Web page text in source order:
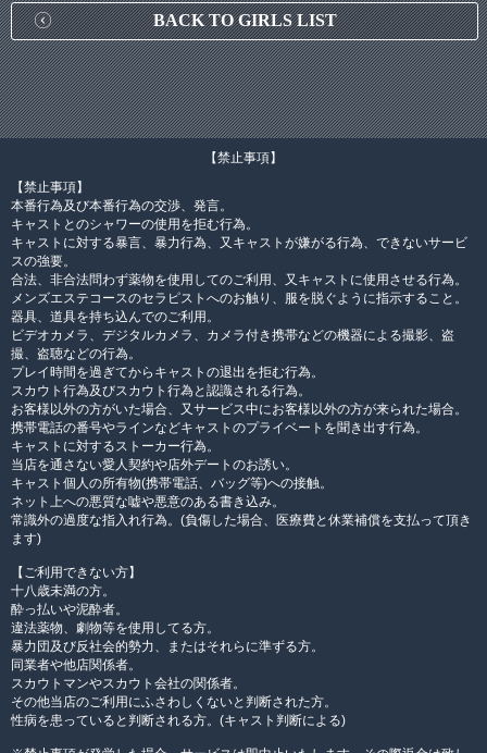
BACK TO GIRLS LIST
【禁止事項】
【禁止事項】
本番行為及び本番行為の交渉、発言。
キャストとのシャワーの使用を拒む行為。
キャストに対する暴言、暴力行為、又キャストが嫌がる行為、できないサービ
スの強要。
合法、非合法問わず薬物を使用してのご利用、又キャストに使用させる行為。
メンズエステコースのセラピストへのお触り、服を脱ぐように指示すること。
器具、道具を持ち込んでのご利用。
ビデオカメラ、デジタルカメラ、カメラ付き携帯などの機器による撮影、盗
撮、盗聴などの行為。
プレイ時間を過ぎてからキャストの退出を拒む行為。
スカウト行為及びスカウト行為と認識される行為。
お客様以外の方がいた場合、又サービス中にお客様以外の方が来られた場合。
携帯電話の番号やラインなどキャストのプライベートを聞き出す行為。
キャストに対するストーカー行為。
当店を通さない愛人契約や店外デートのお誘い。
キャスト個人の所有物(携帯電話、バッグ等)への接触。
ネット上への悪質な嘘や悪意のある書き込み。
常識外の過度な指入れ行為。(負傷した場合、医療費と休業補償を支払って頂き
ます)
【ご利用できない方】
十八歳未満の方。
酔っ払いや泥酔者。
違法薬物、劇物等を使用してる方。
暴力団及び反社会的勢力、またはそれらに準ずる方。
同業者や他店関係者。
スカウトマンやスカウト会社の関係者。
その他当店のご利用にふさわしくないと判断された方。
性病を患っていると判断される方。(キャスト判断による)